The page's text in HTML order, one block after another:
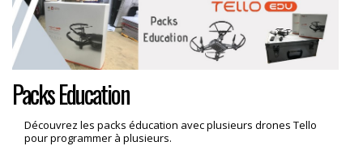
Packs Education
Découvrez les packs éducation avec plusieurs drones Tello
pour programmer à plusieurs.